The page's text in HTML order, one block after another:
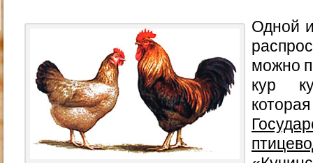
Одной
можно
кур